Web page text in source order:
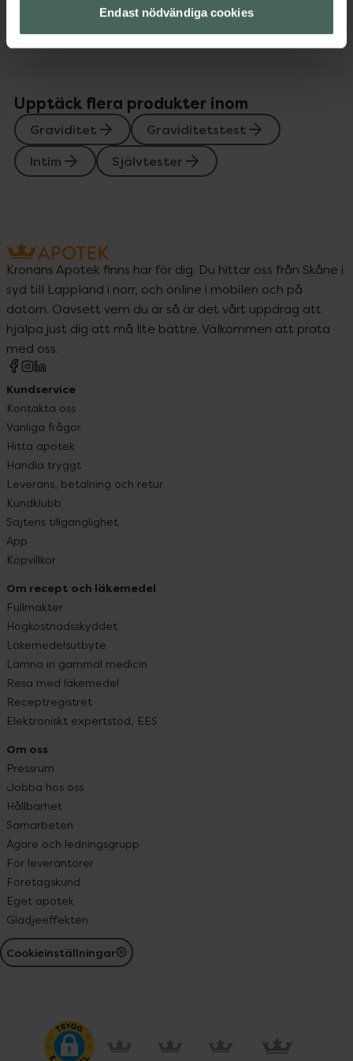
Endast nödvändiga cookies
Instruktioner
Upptäck flera produkter inom
Graviditet
Graviditetstest
Intim
Självtester
Kronans Apotek finns här för dig. Du hittar oss från Skåne i
syd till Lappland i norr, och online i mobilen och på
datorn. Oavsett vem du är så är det vårt uppdrag att
hjälpa just dig att må lite bättre. Välkommen att prata
med oss.
Kundservice
Kontakta oss
Vanliga frågor
Hitta apotek
Handla tryggt
Leverans, betalning och retur
Kundklubb
Sajtens tillgänglighet
App
Köpvillkor
Om recept och läkemedel
Fullmakter
Högkostnadsskyddet
Läkemedelsutbyte
Lämna in gammal medicin
Resa med läkemedel
Receptregistret
Elektroniskt expertstöd, EES
Om oss
Pressrum
Jobba hos oss
Hållbarhet
Samarbeten
Ägare och ledningsgrupp
För leverantörer
Företagskund
Eget apotek
Glädjeeffekten
Cookieinställningar